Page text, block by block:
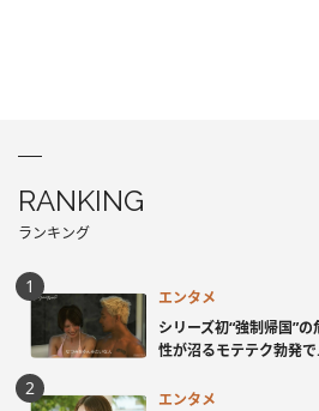
RANKING
ランキング
エンタメ
シリーズ初“強制帰国”
性が沼るモテテク勃発で
エンタメ